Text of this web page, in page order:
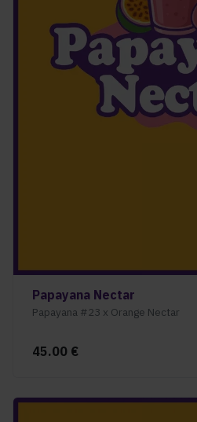
Papayana Nectar
Papayana #23 x Orange Nectar
45.00 €